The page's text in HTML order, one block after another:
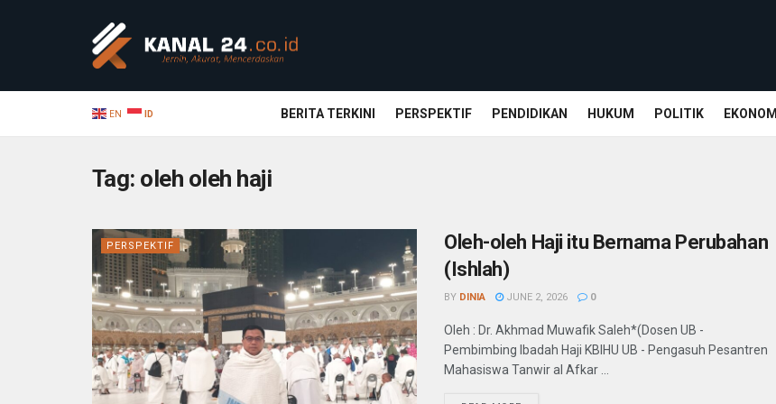
EN ID BERITA TERKINI PERSPEKTIF PENDIDIKAN HUKUM POLITIK EKONOMI
Tag: oleh oleh haji
PERSPEKTIF
Oleh-oleh Haji itu Bernama Perubahan
(Ishlah)
BY DINIA JUNE 2, 2026 0
Oleh : Dr. Akhmad Muwafik Saleh*(Dosen UB -
Pembimbing Ibadah Haji KBIHU UB - Pengasuh Pesantren
Mahasiswa Tanwir al Afkar ...